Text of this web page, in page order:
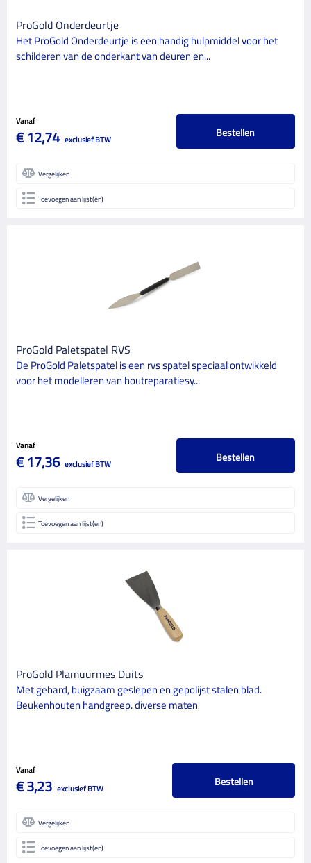
ProGold Onderdeurtje
Het ProGold Onderdeurtje is een handig hulpmiddel voor het
schilderen van de onderkant van deuren en...
Vanaf
€ 12,74 exclusief BTW Bestellen
Vergelijken
Toevoegen aan lijst(en)
ProGold Paletspatel RVS
De ProGold Paletspatel is een rvs spatel speciaal ontwikkeld
voor het modelleren van houtreparatiesy...
Vanaf
€ 17,36 exclusief BTW Bestellen
Vergelijken
Toevoegen aan lijst(en)
ProGold Plamuurmes Duits
Met gehard, buigzaam geslepen en gepolijst stalen blad.
Beukenhouten handgreep. diverse maten
Vanaf
€ 3,23 exclusief BTW Bestellen
Vergelijken
Toevoegen aan lijst(en)